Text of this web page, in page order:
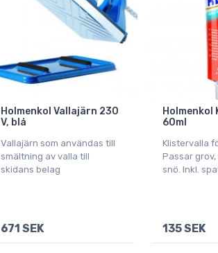
Holmenkol Vallajärn 230
V, blå
Vallajärn som användas till
smältning av valla till
skidans belag
671 SEK
Holmenkol
60ml
Klistervalla
Passar
snö. Inkl.
135 SEK